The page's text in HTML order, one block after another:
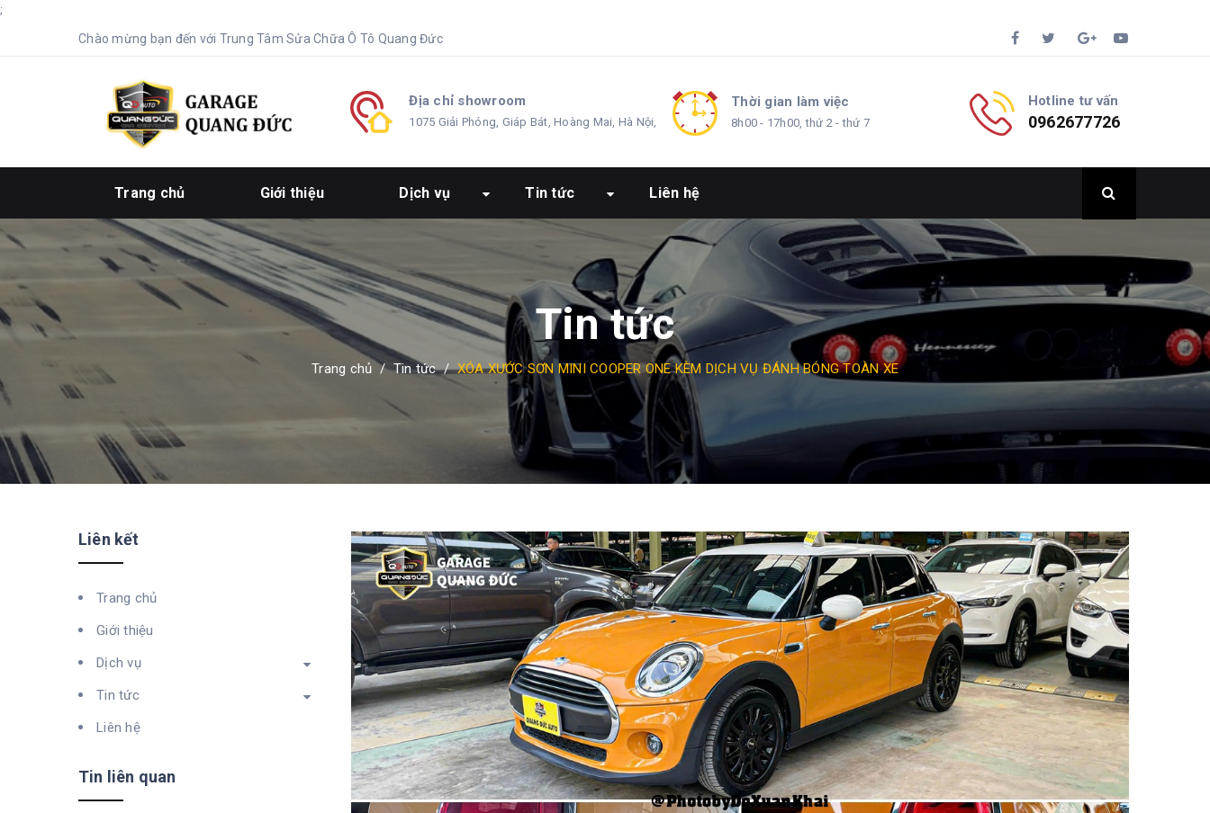
;
Chào mừng bạn đến với Trung Tâm Sửa Chữa Ô Tô Quang Đức
Địa chỉ showroom
1075 Giải Phóng, Giáp Bát, Hoàng Mai, Hà Nội,
Thời gian làm việc
8h00 - 17h00, thứ 2 - thứ 7
Hotline tư vấn
0962677726
Trang chủ Giới thiệu Dịch vụ Tin tức Liên hệ
Tin tức
Trang chủ / Tin tức / XÓA XƯỚC SƠN MINI COOPER ONE KÈM DỊCH VỤ ĐÁNH BÓNG TOÀN XE
Liên kết
Trang chủ
Giới thiệu
Dịch vụ
Tin tức
Liên hệ
Tin liên quan